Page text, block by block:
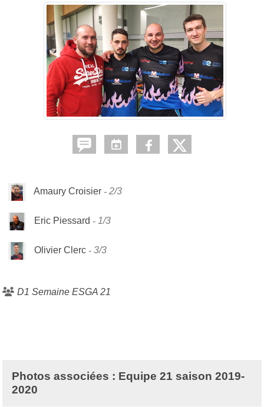
Amaury Croisier 2/3
Eric Piessard 1/3
Olivier Clerc 3/3
D1 Semaine ESGA 21
Photos associées : Equipe 21 saison 2019-
2020